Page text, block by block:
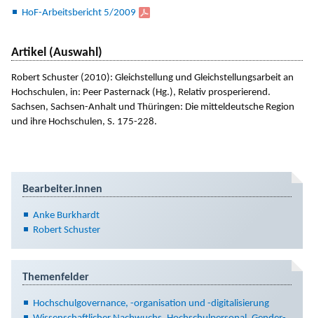
HoF-Arbeitsbericht 5/2009
Artikel (Auswahl)
Robert Schuster (2010): Gleichstellung und Gleichstellungsarbeit an
Hochschulen, in: Peer Pasternack (Hg.), Relativ prosperierend.
Sachsen, Sachsen-Anhalt und Thüringen: Die mitteldeutsche Region
und ihre Hochschulen, S. 175-228.
Bearbeiter.innen
Anke Burkhardt
Robert Schuster
Themenfelder
Hochschulgovernance, -organisation und -digitalisierung